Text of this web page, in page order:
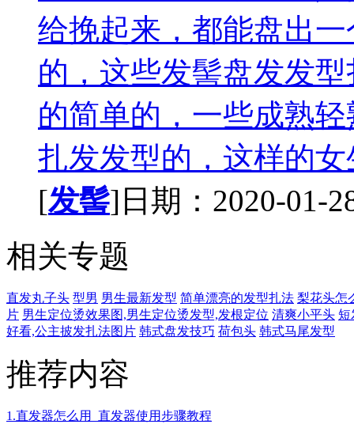
给挽起来，都能盘出
的，这些发髻盘发发
的简单的，一些成熟
扎发发型的，这样的
[发髻]日期：2020-01-
相关专题
直发丸子头 型男 男生最新发型 简单漂亮的发型扎法 梨花头怎
片 男生定位烫效果图,男生定位烫发型,发根定位 清爽小平头 短
好看,公主披发扎法图片 韩式盘发技巧 荷包头 韩式马尾发型
推荐内容
1.直发器怎么用_直发器使用步骤教程